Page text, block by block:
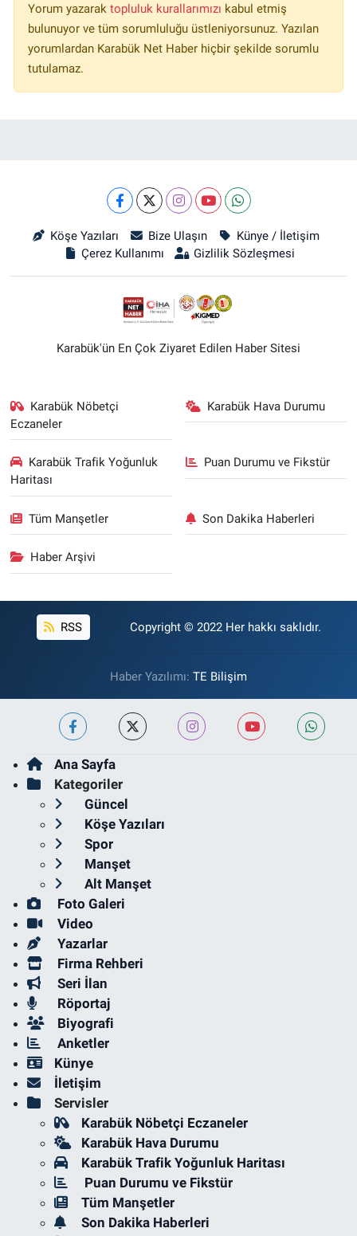
Yorum yazarak topluluk kurallarımızı kabul etmiş
bulunuyor ve tüm sorumluluğu üstleniyorsunuz. Yazılan
yorumlardan Karabük Net Haber hiçbir şekilde sorumlu
tutulamaz.
Köşe Yazıları Bize Ulaşın
Künye / İletişim
Çerez Kullanımı
Gizlilik Sözleşmesi
Karabük'ün En Çok Ziyaret Edilen Haber Sitesi
Karabük Nöbetçi
Eczaneler
Karabük Hava Durumu
Karabük Trafik Yoğunluk
Haritası
Puan Durumu ve Fikstür
Tüm Manşetler Son Dakika Haberleri
Haber Arşivi
RSS Copyright © 2022 Her hakkı saklıdır.
Haber Yazılımı: TE Bilişim
Ana Sayfa
Kategoriler
Güncel
Köşe Yazıları
Spor
Manşet
Alt Manşet
Foto Galeri
Video
Yazarlar
Firma Rehberi
Seri İlan
Röportaj
Biyografi
Anketler
Künye
İletişim
Servisler
Karabük Nöbetçi Eczaneler
Karabük Hava Durumu
Karabük Trafik Yoğunluk Haritası
Puan Durumu ve Fikstür
Tüm Manşetler
Son Dakika Haberleri